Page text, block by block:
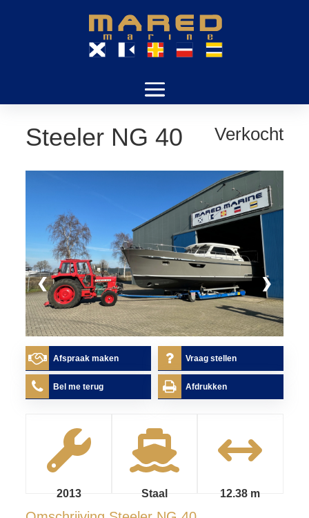
Steeler NG 40 Verkocht
❮ ❯
Afspraak maken Vraag stellen
Bel me terug Afdrukken
2013 Staal 12.38 m